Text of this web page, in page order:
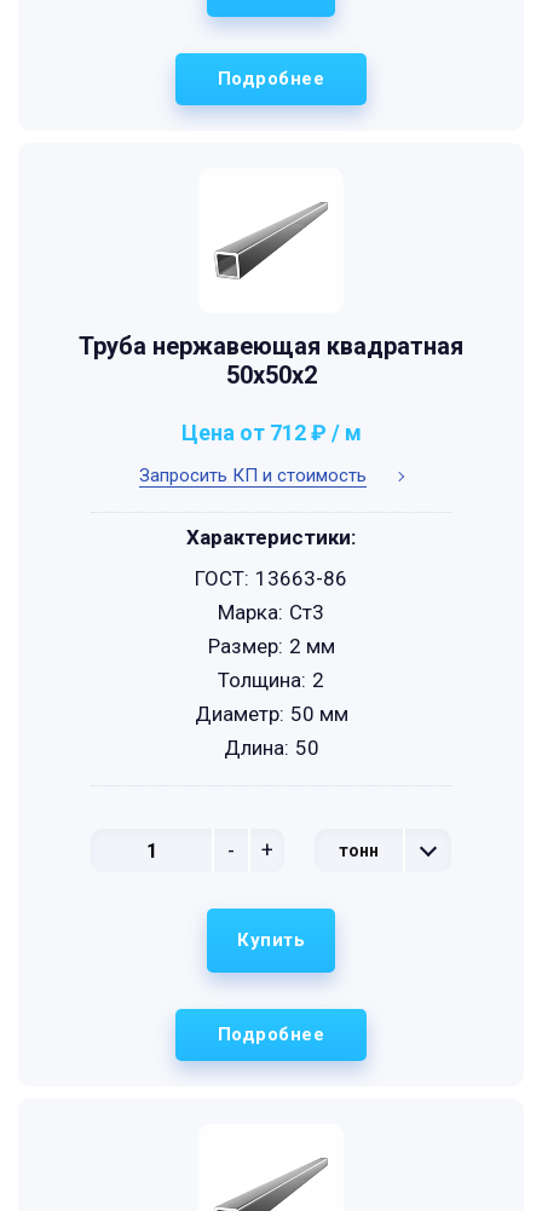
Подробнее
Труба нержавеющая квадратная
50х50х2
Запросить КП и стоимость
Цена от 712 ₽ / м
- + тонн
Характеристики:
ГОСТ: 13663-86
Марка: Ст3
Размер: 2 мм
Толщина: 2
Диаметр: 50 мм
Длина: 50
Подробнее
Купить